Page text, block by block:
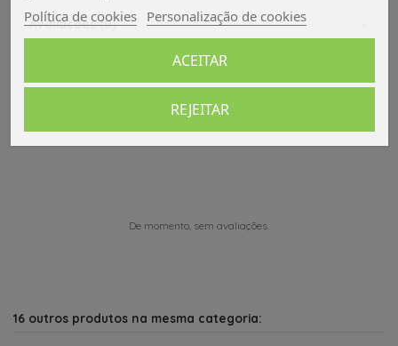
Avaliações (0)
De momento, sem avaliações.
16 outros produtos na mesma categoria:
Política de cookies Personalização de cookies
REJEITAR
ACEITAR